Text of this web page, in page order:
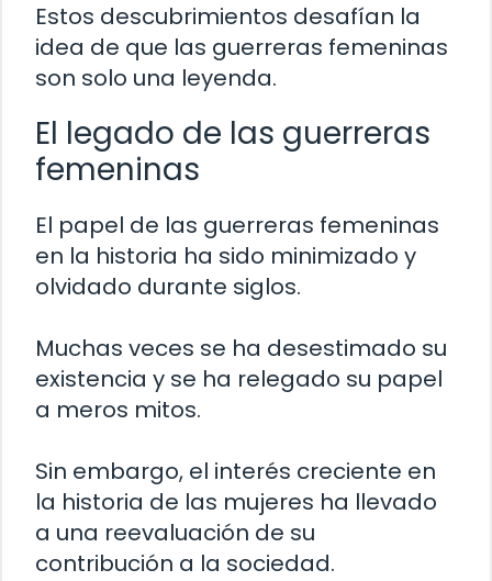
Estos descubrimientos desafían la
idea de que las guerreras femeninas
son solo una leyenda.
El legado de las guerreras
femeninas
El papel de las guerreras femeninas
en la historia ha sido minimizado y
olvidado durante siglos.
Muchas veces se ha desestimado su
existencia y se ha relegado su papel
a meros mitos.
Sin embargo, el interés creciente en
la historia de las mujeres ha llevado
a una reevaluación de su
contribución a la sociedad.